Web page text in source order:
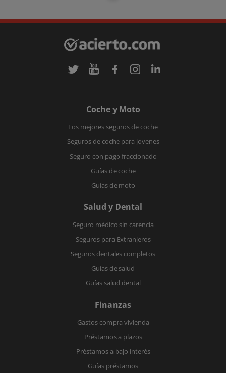
Coche y Moto
Los mejores seguros de coche
Seguros de coche para jovenes
Seguro con pago fraccionado
Guías de coche
Guías de moto
Salud y Dental
Seguro médico sin carencia
Seguros para Extranjeros
Seguros dentales completos
Guías de salud
Guías salud dental
Finanzas
Gastos compra vivienda
Préstamos a plazos
Préstamos a bajo interés
Guías préstamos